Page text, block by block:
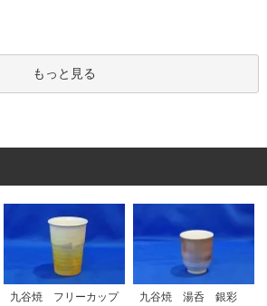
もっと見る
九谷焼 フリーカップ
九谷焼 湯呑 銀彩